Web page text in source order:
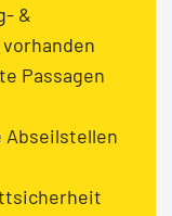
&
Passagen